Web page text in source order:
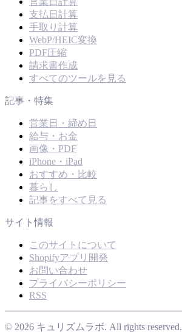
支払日計算
手取り計算
WebP/HEIC変換
PDF圧縮
請求書作成
すべてのツールを見る
記事・特集
営業日・締め日
給与・お金
画像・PDF
iPhone・iPad
おすすめ・比較
暮らし
記事をすべて見る
サイト情報
このサイトについて
Shopifyアプリ開発
お問い合わせ
プライバシーポリシー
RSS
© 2026 キュリズムラボ. All rights reserved.